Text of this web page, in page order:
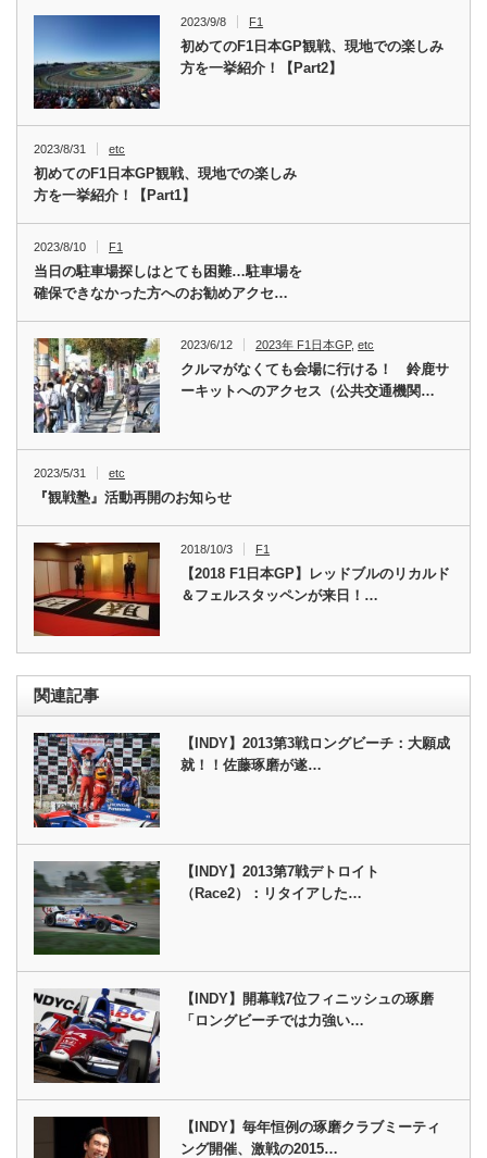
2023/9/8 F1
初めてのF1日本GP観戦、現地での楽しみ
方を一挙紹介！【Part2】
2023/8/31 etc
初めてのF1日本GP観戦、現地での楽しみ
方を一挙紹介！【Part1】
2023/8/10 F1
当日の駐車場探しはとても困難…駐車場を
確保できなかった方へのお勧めアクセ…
2023/6/12 2023年 F1日本GP,etc
クルマがなくても会場に行ける！ 鈴鹿サ
ーキットへのアクセス（公共交通機関…
2023/5/31 etc
『観戦塾』活動再開のお知らせ
2018/10/3 F1
【2018 F1日本GP】レッドブルのリカルド
＆フェルスタッペンが来日！…
関連記事
【INDY】2013第3戦ロングビーチ：大願成
就！！佐藤琢磨が遂…
【INDY】2013第7戦デトロイト
（Race2）：リタイアした…
【INDY】開幕戦7位フィニッシュの琢磨
「ロングビーチでは力強い…
【INDY】毎年恒例の琢磨クラブミーティ
ング開催、激戦の2015…